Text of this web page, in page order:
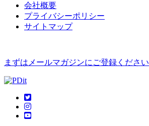
会社概要
プライバシーポリシー
サイトマップ
まずはメールマガジンにご登録ください